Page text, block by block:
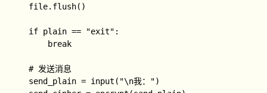
    file.flush()
    if plain == "exit":
        break
    # 发送消息
    send_plain = input("\n我：")